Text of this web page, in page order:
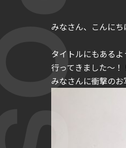
みなさん、こんにち
タイトルにもあるよ
行ってきました〜！
みなさんに衝撃のお